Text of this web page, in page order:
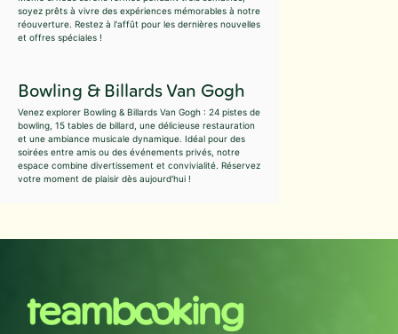
soyez prêts à vivre des expériences mémorables à notre
réouverture. Restez à l'affût pour les dernières nouvelles
et offres spéciales !
Bowling & Billards Van Gogh
Venez explorer Bowling & Billards Van Gogh : 24 pistes de
bowling, 15 tables de billard, une délicieuse restauration
et une ambiance musicale dynamique. Idéal pour des
soirées entre amis ou des événements privés, notre
espace combine divertissement et convivialité. Réservez
votre moment de plaisir dès aujourd'hui !